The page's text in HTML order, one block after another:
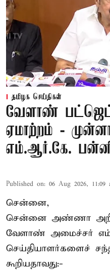
தமிழக செய்திகள்
வேளாண்
ஏமாற்றம் -
எம்.ஆர்.கே.
Published on: 06 Aug 2026, 11:09
சென்னை,
சென்னை அண்ணா
வேளாண் அமைச்சர்
செய்தியாளர்களைச்
கூறியதாவது:-